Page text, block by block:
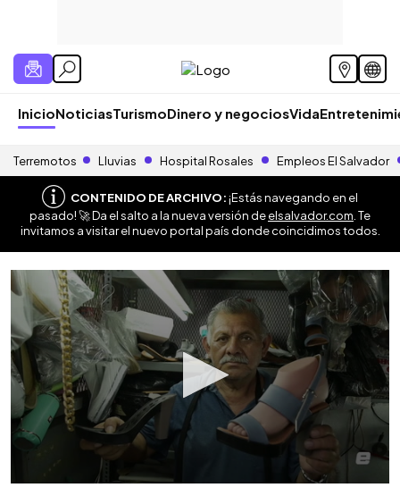
InicioNoticiasTurismoDinero y negociosVida
Terremotos Lluvias Hospital Rosales Empleos El Salvador
CONTENIDO DE ARCHIVO:¡Estás navegando en el
pasado! 🚀 Da el salto a la nueva versión deelsalvador.com . Te
invitamos a visitar el nuevo portal país donde coincidimos todos.